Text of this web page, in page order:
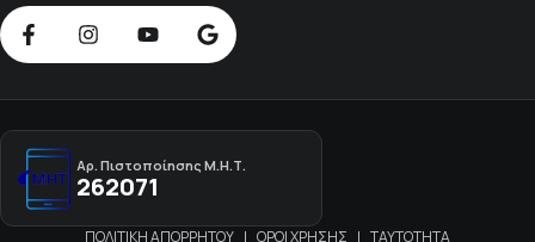
Αρ. Πιστοποίησης Μ.Η.Τ.
262071
ΠΟΛΙΤΙΚΗ ΑΠΟΡΡΗΤΟΥ | ΟΡΟΙ ΧΡΗΣΗΣ | ΤΑΥΤΟΤΗΤΑ